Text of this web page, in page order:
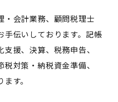
・会計業務、顧問税理士
手伝いしております。記帳
援、決算、税務申告、
対策・納税資金準備、
す。